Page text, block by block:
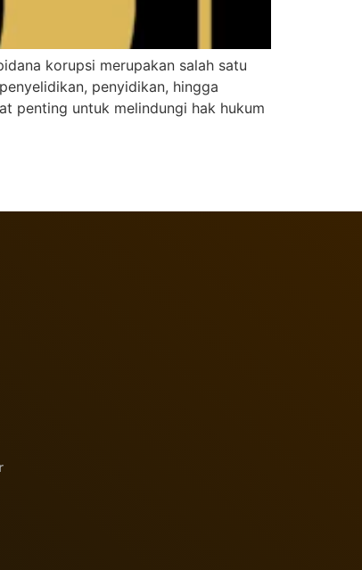
korupsi merupakan salah satu
penyidikan, hingga
penting untuk melindungi hak hukum